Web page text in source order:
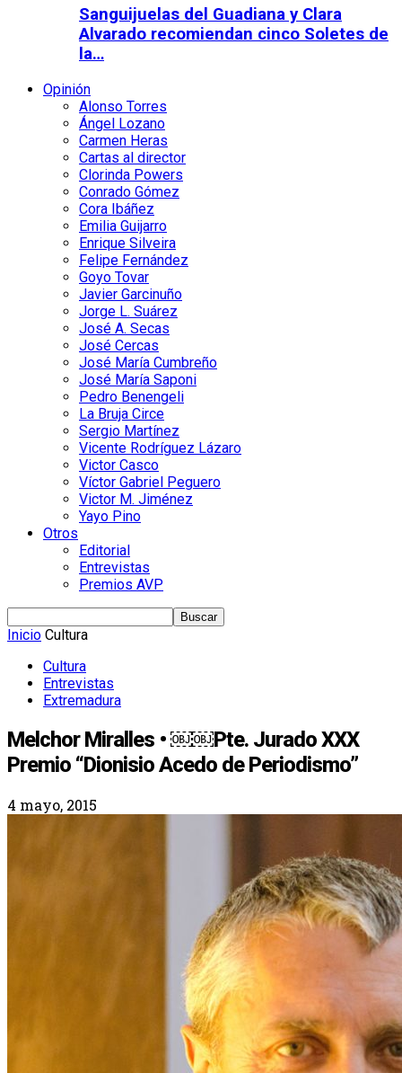
Sanguijuelas del Guadiana y Clara
Alvarado recomiendan cinco Soletes de
la…
Opinión
Alonso Torres
Ángel Lozano
Carmen Heras
Cartas al director
Clorinda Powers
Conrado Gómez
Cora Ibáñez
Emilia Guijarro
Enrique Silveira
Felipe Fernández
Goyo Tovar
Javier Garcinuño
Jorge L. Suárez
José A. Secas
José Cercas
José María Cumbreño
José María Saponi
Pedro Benengeli
La Bruja Circe
Sergio Martínez
Vicente Rodríguez Lázaro
Victor Casco
Víctor Gabriel Peguero
Victor M. Jiménez
Yayo Pino
Otros
Editorial
Entrevistas
Premios AVP
Inicio Cultura
Cultura
Entrevistas
Extremadura
Melchor Miralles • ￼￼Pte. Jurado XXX
Premio “Dionisio Acedo de Periodismo”
4 mayo, 2015